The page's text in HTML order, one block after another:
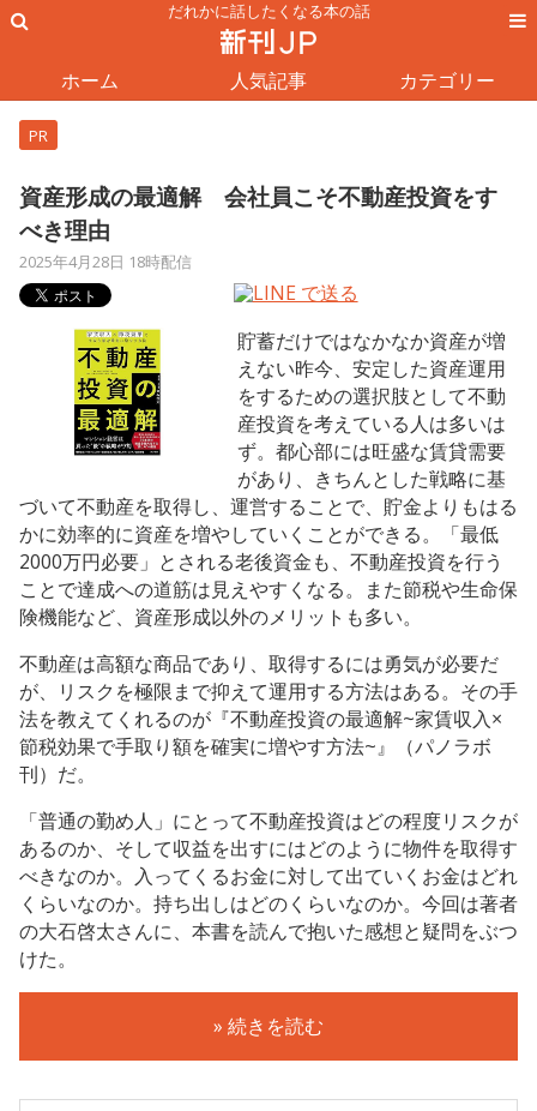
だれかに話したくなる本の話
ホーム 人気記事 カテゴリー
PR
資産形成の最適解 会社員こそ不動産投資をす
べき理由
2025年4月28日 18時配信
貯蓄だけではなかなか資産が増
えない昨今、安定した資産運用
をするための選択肢として不動
産投資を考えている人は多いは
ず。都心部には旺盛な賃貸需要
があり、きちんとした戦略に基
づいて不動産を取得し、運営することで、貯金よりもはる
かに効率的に資産を増やしていくことができる。「最低
2000万円必要」とされる老後資金も、不動産投資を行う
ことで達成への道筋は見えやすくなる。また節税や生命保
険機能など、資産形成以外のメリットも多い。
不動産は高額な商品であり、取得するには勇気が必要だ
が、リスクを極限まで抑えて運用する方法はある。その手
法を教えてくれるのが『不動産投資の最適解~家賃収入×
節税効果で手取り額を確実に増やす方法~』（パノラボ
刊）だ。
「普通の勤め人」にとって不動産投資はどの程度リスクが
あるのか、そして収益を出すにはどのように物件を取得す
べきなのか。入ってくるお金に対して出ていくお金はどれ
くらいなのか。持ち出しはどのくらいなのか。今回は著者
の大石啓太さんに、本書を読んで抱いた感想と疑問をぶつ
けた。
» 続きを読む